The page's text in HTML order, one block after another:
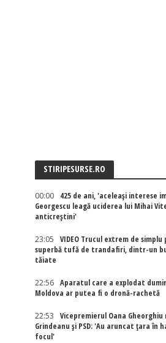
STIRIPESURSE.RO
00:00
425 de ani, 'aceleași interese
Georgescu leagă uciderea lui Mihai
anticreștini'
23:05
VIDEO Trucul extrem de
superbă tufă de trandafiri, dintr-un
tăiate
22:56
Aparatul care a explodat
Moldova ar putea fi o dronă-rachetă
22:53
Vicepremierul Oana
Grindeanu și PSD: 'Au aruncat țara în
focul'